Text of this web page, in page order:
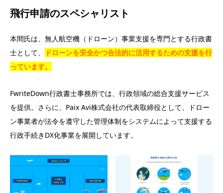
飛行申請のスペシャリスト
本間氏は、無人航空機（ドローン）事業支援を専門とする行政書
士として、
ドローンを安全かつ合法的に活用するための支援を行
っています。
FwriteDown行政書士事務所では、行政領域の総合支援サービス
を提供。さらに、Paix Avi株式会社の代表取締役として、ドロー
ン事業者が法令を遵守した管理体制をシステムによって支援する
行政手続きDX化事業を展開しています。